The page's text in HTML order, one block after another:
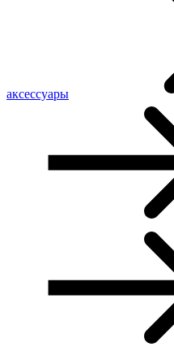
аксессуары